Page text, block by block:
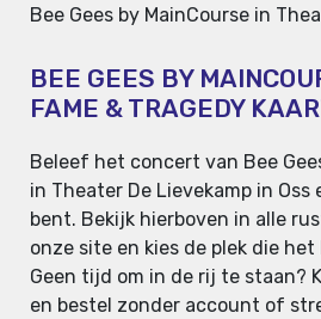
Bee Gees by MainCourse in
BEE GEES BY
FAME & TRAGEDY
Beleef het concert van Bee
in Theater De Lievekamp in
bent. Bekijk hierboven in alle
onze site en kies de plek die
Geen tijd om in de rij te staan?
en bestel zonder account of